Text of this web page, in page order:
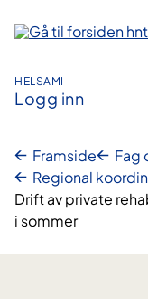
innhold
HELSAMI
Logg inn
Framside Fag
Regional
Drift av private
i sommer